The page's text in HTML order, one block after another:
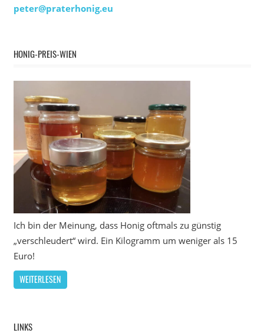
peter@praterhonig.eu
HONIG-PREIS-WIEN
Ich bin der Meinung, dass Honig oftmals zu günstig
„verschleudert“ wird. Ein Kilogramm um weniger als 15
Euro!
WEITERLESEN
LINKS